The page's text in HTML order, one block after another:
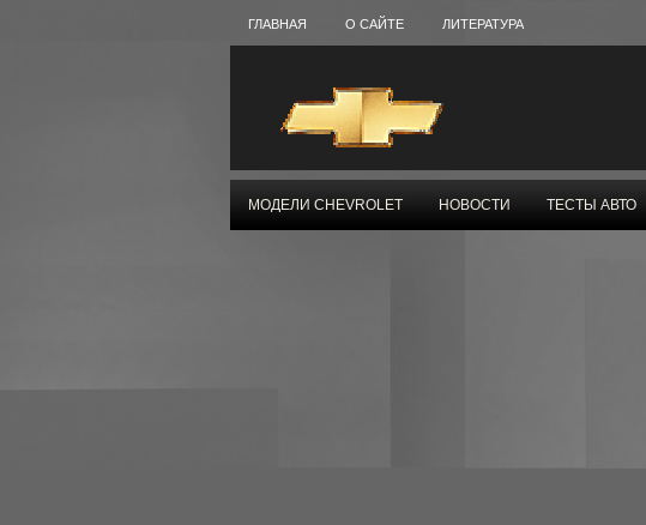
ГЛАВНАЯ О САЙТЕ ЛИТЕРАТУРА
МОДЕЛИ CHEVROLET НОВОСТИ ТЕСТЫ АВТО